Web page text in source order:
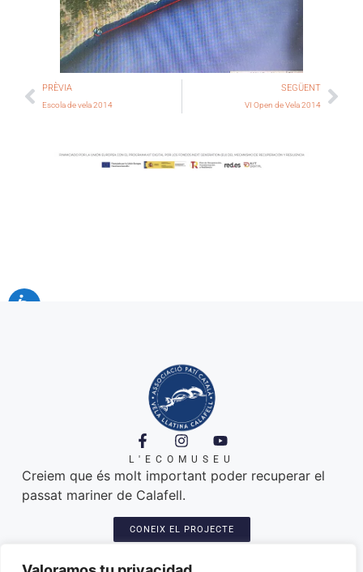
PRÈVIA
Escola de vela 2014
SEGÜENT
VI Open de Vela 2014
L'ECOMUSEU
Creiem que és molt important poder recuperar el
passat mariner de Calafell.
CONEIX EL PROJECTE
Platja de Calafell. 43820